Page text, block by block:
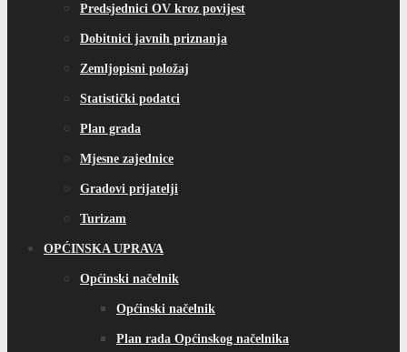
Predsjednici OV kroz povijest
Dobitnici javnih priznanja
Zemljopisni položaj
Statistički podatci
Plan grada
Mjesne zajednice
Gradovi prijatelji
Turizam
OPĆINSKA UPRAVA
Općinski načelnik
Općinski načelnik
Plan rada Općinskog načelnika